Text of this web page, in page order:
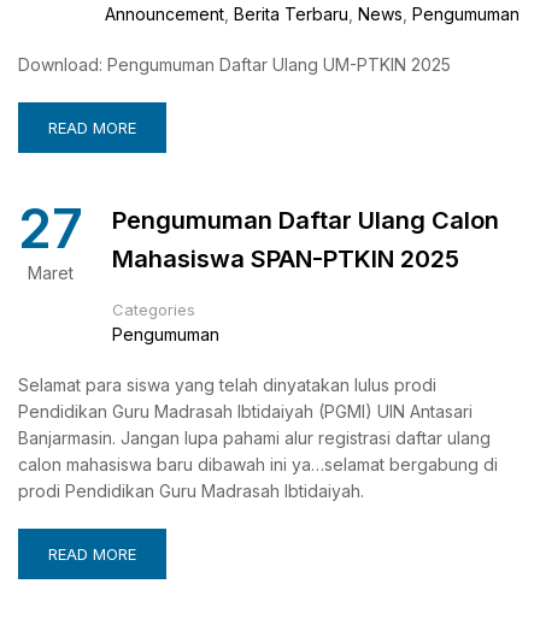
Announcement Berita Terbaru News Pengumuman
Download: Pengumuman Daftar Ulang UM-PTKIN 2025
READ MORE
27
Maret
Pengumuman Daftar Ulang Calon
Mahasiswa SPAN-PTKIN 2025
Categories
Pengumuman
Selamat para siswa yang telah dinyatakan lulus prodi
Pendidikan Guru Madrasah Ibtidaiyah (PGMI) UIN Antasari
Banjarmasin. Jangan lupa pahami alur registrasi daftar ulang
calon mahasiswa baru dibawah ini ya…selamat bergabung di
prodi Pendidikan Guru Madrasah Ibtidaiyah.
READ MORE